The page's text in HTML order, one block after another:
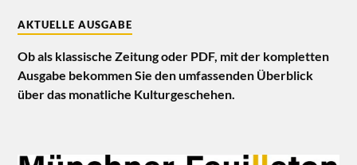
AKTUELLE AUSGABE
Ob als klassische Zeitung oder PDF, mit der kompletten
Ausgabe bekommen Sie den umfassenden Überblick
über das monatliche Kulturgeschehen.